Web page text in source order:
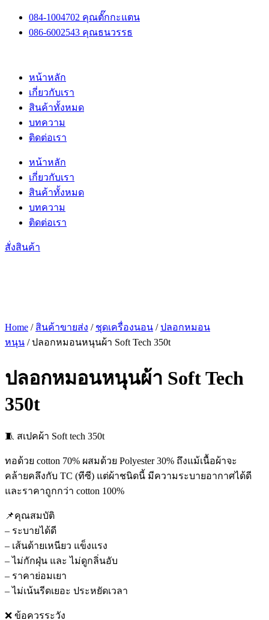
Skip
content
084-1004702 คุณตั๊กกะแตน
086-6002543 คุณธนวรรธ
หน้าหลัก
เกี่ยวกับเรา
สินค้าทั้งหมด
บทความ
ติดต่อเรา
หน้าหลัก
เกี่ยวกับเรา
สินค้าทั้งหมด
บทความ
ติดต่อเรา
สั่งสินค้า
Home / สินค้าขายส่ง / ชุดเครื่องนอน /ปลอกหมอน
หนุน / ปลอกหมอนหนุนผ้า Soft Tech 350t
ปลอกหมอนหนุนผ้า Soft Tech
350t
🧵 สเปคผ้า Soft tech 350t
ทอด้วย cotton 70% ผสมด้วย Polyester 30% ถึงแม้เนื้อผ้าจะ
คล้ายคลึงกับ TC (ทีซี) แต่ผ้าชนิดนี้ มีความระบายอากาศได้ดี
และราคาถูกกว่า cotton 100%
📌คุณสมบัติ
– ระบายได้ดี
– เส้นด้ายเหนียว แข็งแรง
– ไม่กักฝุ่น และ ไม่ดูกลิ่นอับ
– ราคาย่อมเยา
– ไม่เน้นรีดเยอะ ประหยัดเวลา
❌️ ข้อควรระวัง